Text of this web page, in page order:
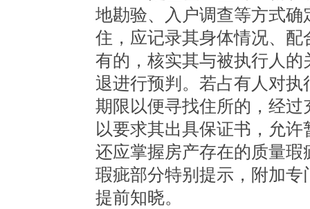
地勘验、入户调查等方式
住，应记录其身体情况、
有的，核实其与被执行人
退进行预判。若占有人对
期限以便寻找住所的，经
以要求其出具保证书，允
还应掌握房产存在的质量
瑕疵部分特别提示，附加
提前知晓。